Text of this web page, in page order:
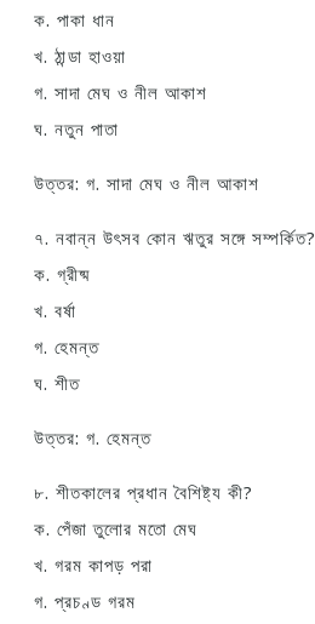
ক. পাকা ধান
খ. ঠান্ডা হাওয়া
গ. সাদা মেঘ ও নীল আকাশ
ঘ. নতুন পাতা
উত্তর: গ. সাদা মেঘ ও নীল আকাশ
৭. নবান্ন উৎসব কোন ঋতুর সঙ্গে সম্পর্কিত?
ক. গ্রীষ্ম
খ. বর্ষা
গ. হেমন্ত
ঘ. শীত
উত্তর: গ. হেমন্ত
৮. শীতকালের প্রধান বৈশিষ্ট্য কী?
ক. পেঁজা তুলোর মতো মেঘ
খ. গরম কাপড় পরা
গ. প্রচণ্ড গরম